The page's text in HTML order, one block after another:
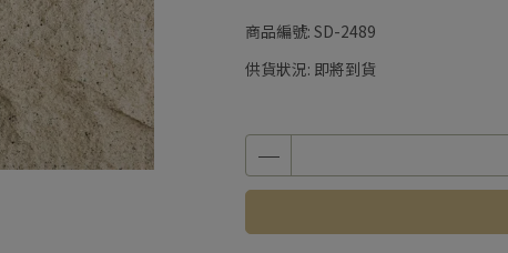
商品編號: SD-2489
供貨狀況: 即將到貨